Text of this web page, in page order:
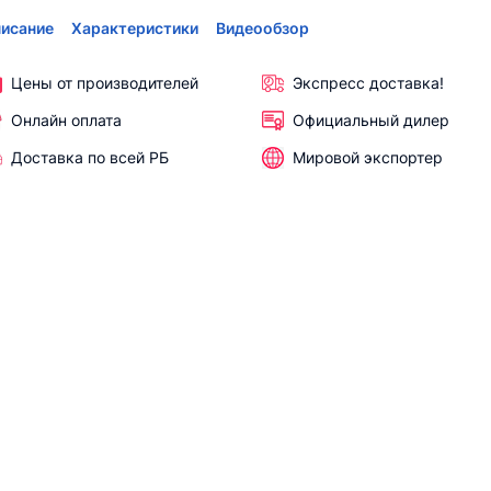
Характеристики Видеообзор
Цены от производителей
Экспресс доставка!
Онлайн оплата
Официальный дилер
Доставка по всей РБ
Мировой экспортер